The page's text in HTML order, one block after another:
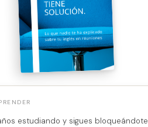
estudiando y sigues bloqueándote